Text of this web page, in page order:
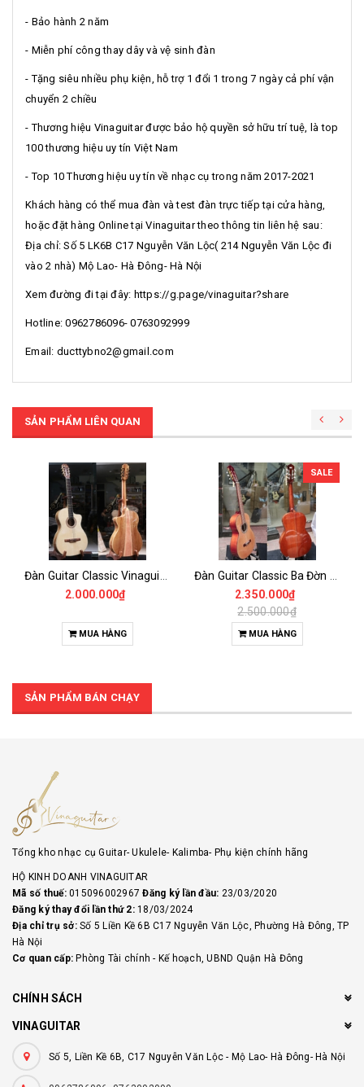
- Bảo hành 2 năm
- Miễn phí công thay dây và vệ sinh đàn
- Tặng siêu nhiều phụ kiện, hỗ trợ 1 đổi 1 trong 7 ngày cả phí vận
chuyển 2 chiều
- Thương hiệu Vinaguitar được bảo hộ quyền sở hữu trí tuệ, là top
100 thương hiệu uy tín Việt Nam
- Top 10 Thương hiệu uy tín về nhạc cụ trong năm 2017-2021
Khách hàng có thể mua đàn và test đàn trực tiếp tại cửa hàng,
hoặc đặt hàng Online tại Vinaguitar theo thông tin liên hệ sau:
Địa chỉ: Số 5 LK6B C17 Nguyễn Văn Lộc( 214 Nguyễn Văn Lộc đi
vào 2 nhà) Mộ Lao- Hà Đông- Hà Nội
Xem đường đi tại đây: https://g.page/vinaguitar?share
Hotline: 0962786096- 0763092999
Email: ducttybno2@gmail.com
SẢN PHẨM LIÊN QUAN
2.000.000₫
MUA HÀNG
SALE
2.350.000₫
2.500.000₫
MUA HÀNG
SẢN PHẨM BÁN CHẠY
Tổng kho nhạc cụ Guitar- Ukulele- Kalimba- Phụ kiện chính hãng
HỘ KINH DOANH VINAGUITAR
Mã số thuế:015096002967Đăng ký lần đầu: 23/03/2020
Đăng ký thay đổi lần thứ 2:18/03/2024
Địa chỉ trụ sở:Số 5 Liền Kề 6B C17 Nguyễn Văn Lộc, Phường Hà Đông, TP
Hà Nội
Cơ quan cấp: Phòng Tài chính - Kế hoạch, UBND Quận Hà Đông
CHÍNH SÁCH
VINAGUITAR
Số 5, Liền Kề 6B, C17 Nguyễn Văn Lộc - Mộ Lao- Hà Đông- Hà Nội